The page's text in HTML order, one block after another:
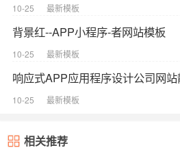
10-25 最新模板
背景红--APP小程序-者网站模板
10-25 最新模板
响应式APP应用程序设计公司网
10-25 最新模板
相关推荐